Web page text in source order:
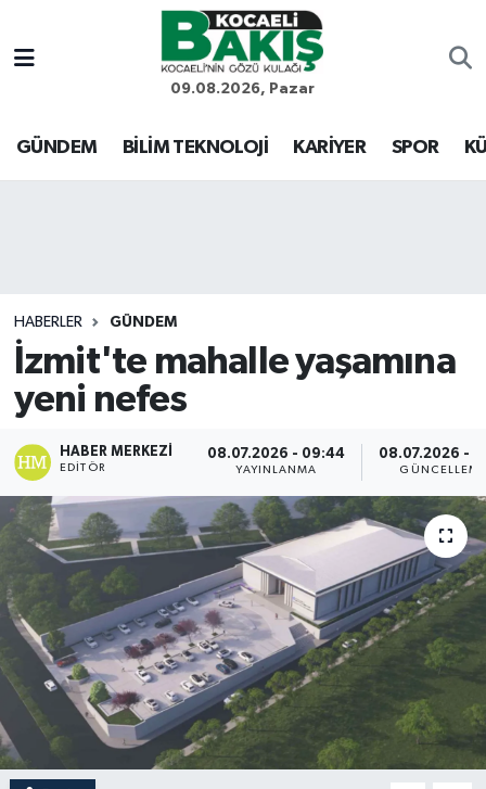
09.08.2026, Pazar
GÜNDEM BİLİM TEKNOLOJİ KARİYER SPOR
HABERLER GÜNDEM
İzmit'te mahalle yaşamına
yeni nefes
HABER MERKEZI
EDITÖR
08.07.2026 - 09:44
YAYINLANMA
08.07.2026 -
Kocaeli Nöbetçi Eczaneler
Kocaeli Hava Durumu
Son Dakika Haberleri
Haber Arşivi